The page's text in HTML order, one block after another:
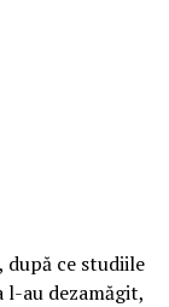
ce studiile
au dezamăgit,